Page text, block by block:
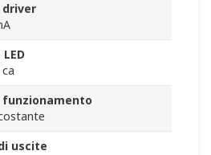
driver
uscite